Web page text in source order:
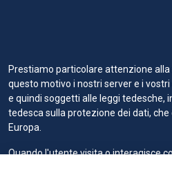
Prestiamo particolare attenzione
questo motivo i nostri server e i
e quindi soggetti alle leggi tedesche,
tedesca sulla protezione dei dati, che
Europa.
Quando l'utente visita o interagisce